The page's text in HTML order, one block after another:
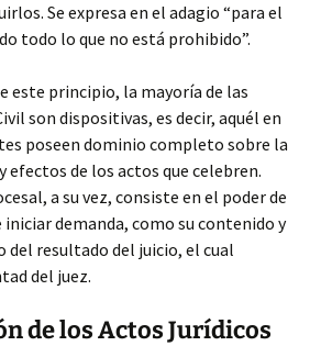
Se expresa en el adagio “para el
todo lo que no está prohibido”.
este principio, la mayoría de las
son dispositivas, es decir, aquél en
poseen dominio completo sobre la
efectos de los actos que celebren.
a su vez, consiste en el poder de
demanda, como su contenido y
resultado del juicio, el cual
del juez.
de los Actos Jurídicos